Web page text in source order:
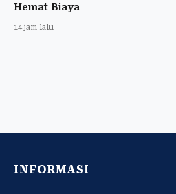
Hemat Biaya
14 jam lalu
INFORMASI